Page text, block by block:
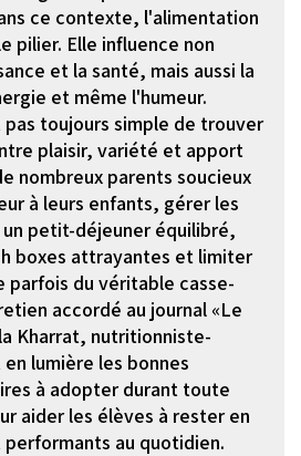
ce contexte, l'alimentation
pilier. Elle influence non
et la santé, mais aussi la
et même l'humeur.
toujours simple de trouver
plaisir, variété et apport
nombreux parents soucieux
à leurs enfants, gérer les
petit-déjeuner équilibré,
boxes attrayantes et limiter
parfois du véritable casse-
accordé au journal «Le
Kharrat, nutritionniste-
lumière les bonnes
à adopter durant toute
aider les élèves à rester en
au quotidien.